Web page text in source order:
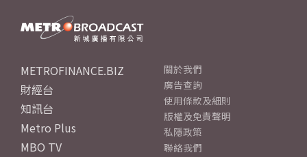
METROFINANCE.BIZ
財經台
知訊台
Metro Plus
MBO TV
關於我們
廣告查詢
使用條款及細則
版權及免責聲明
私隱政策
聯絡我們